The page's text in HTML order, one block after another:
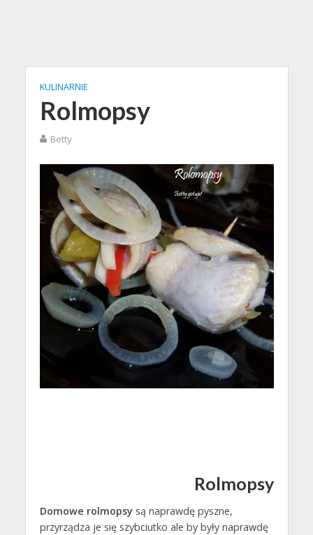
KULINARNIE
Rolmopsy
Betty
Rolmopsy
Domowe rolmopsysą naprawdę pyszne,
przyrządza je się szybciutko ale by były naprawdę